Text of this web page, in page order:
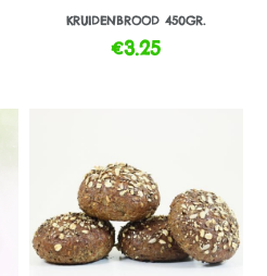
KRUIDENBROOD 450GR.
€3.25